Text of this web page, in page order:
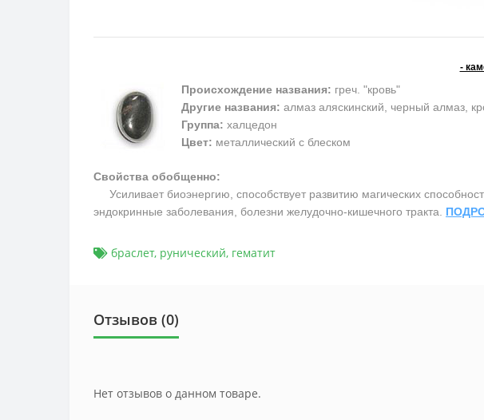
-
Происхождение названия: греч. "кровь"
Другие названия: алмаз аляскинский, черный алмаз,
Группа: халцедон
Цвет: металлический с блеском
Свойства обобщенно:
Усиливает биоэнергию, способствует развитию магических
эндокринные заболевания, болезни желудочно-кишечного тракта.
браслет, рунический, гематит
Отзывов (0)
Нет отзывов о данном товаре.